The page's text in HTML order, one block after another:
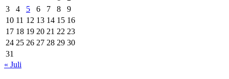
3
4 5 6 7 8
9
10 11 12 13 14 15 16
17 18 19 20 21 22 23
24 25 26 27 28 29 30
31
« Juli